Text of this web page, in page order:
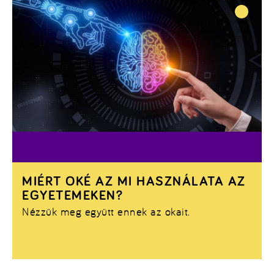
Nézzük meg együtt ennek az okait.
MIÉRT OKÉ AZ MI HASZNÁLATA AZ
EGYETEMEKEN?